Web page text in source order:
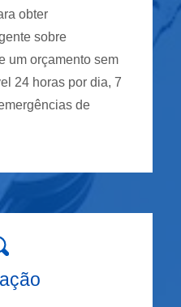
obter
sobre
um orçamento sem
24 horas por dia, 7
de